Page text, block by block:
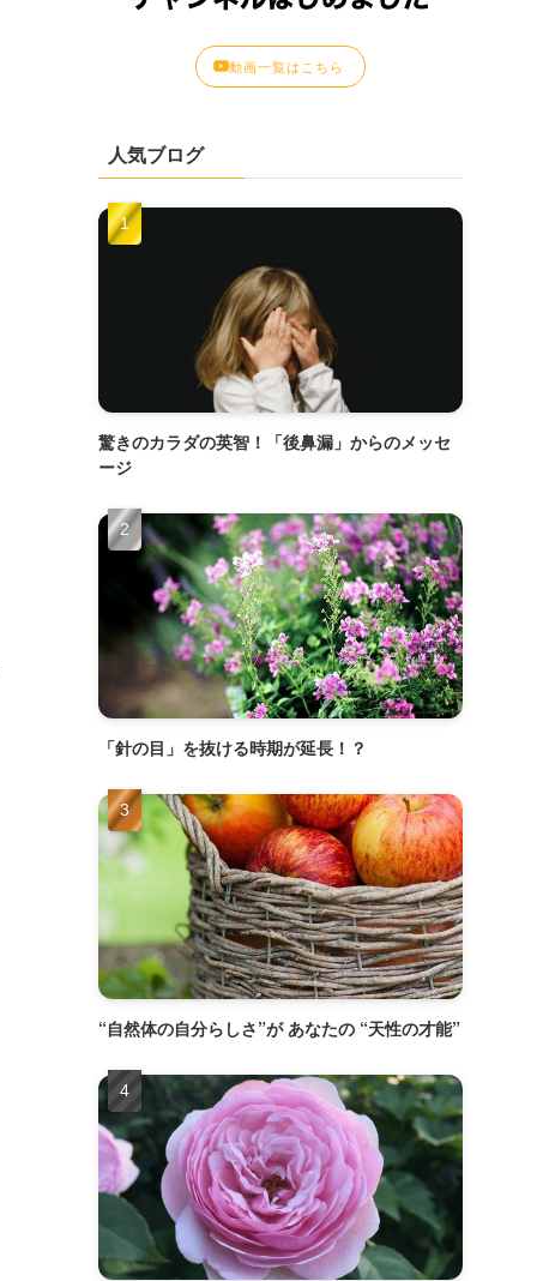
動画一覧はこちら
人気ブログ
驚きのカラダの英智！「後鼻漏」からのメッセ
ージ
「針の目」を抜ける時期が延長！？
“自然体の自分らしさ”が あなたの “天性の才能”